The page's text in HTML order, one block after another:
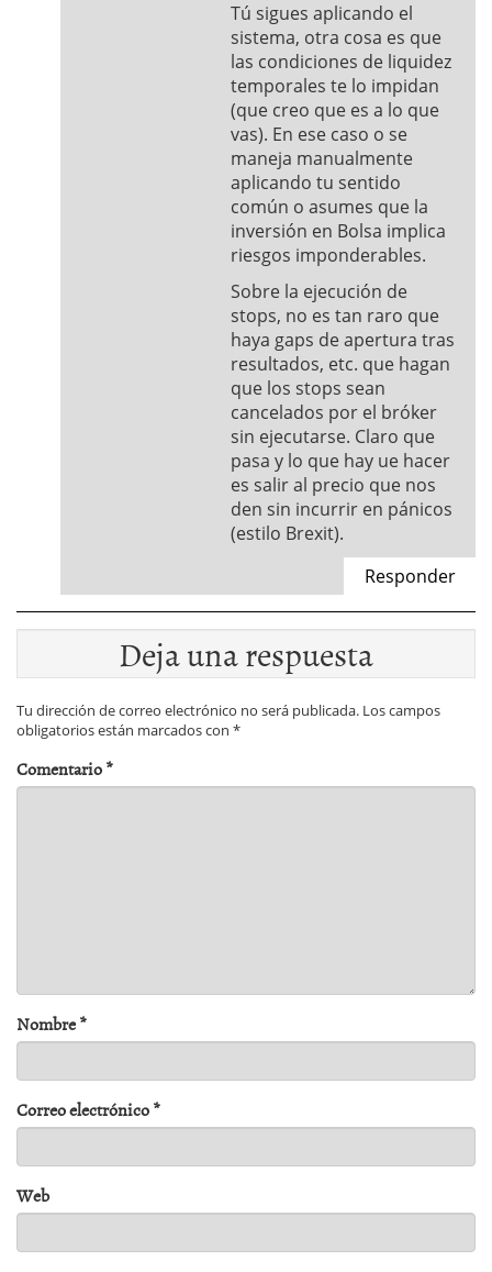
Tú sigues aplicando el
sistema, otra cosa es que
las condiciones de liquidez
temporales te lo impidan
(que creo que es a lo que
vas). En ese caso o se
maneja manualmente
aplicando tu sentido
común o asumes que la
inversión en Bolsa implica
riesgos imponderables.
Sobre la ejecución de
stops, no es tan raro que
haya gaps de apertura tras
resultados, etc. que hagan
que los stops sean
cancelados por el bróker
sin ejecutarse. Claro que
pasa y lo que hay ue hacer
es salir al precio que nos
den sin incurrir en pánicos
(estilo Brexit).
Responder
Deja una respuesta
Tu dirección de correo electrónico no será publicada. Los campos
obligatorios están marcados con *
Comentario*
Nombre*
Correo electrónico*
Web